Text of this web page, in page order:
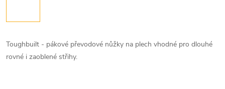
Toughbuilt - pákové převodové nůžky na plech vhodné pro dlouhé
rovné i zaoblené střihy.